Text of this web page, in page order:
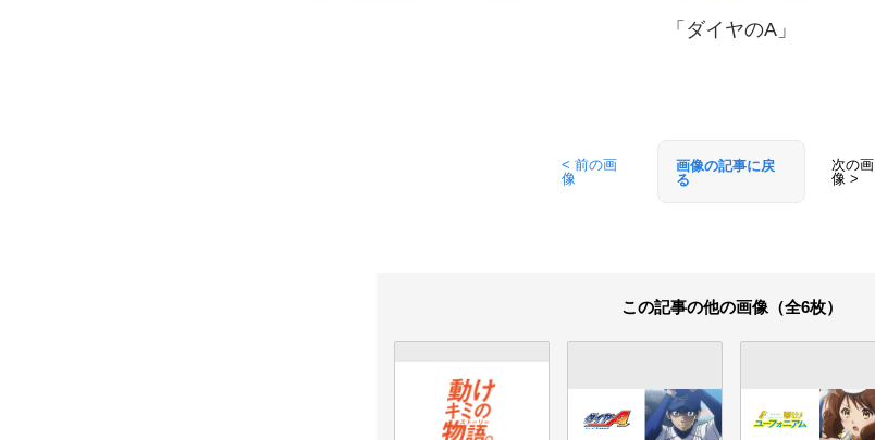
「ダイヤのA」
< 前の画
像
画像の記事に戻
る
次の画
像 >
この記事の他の画像（全6枚）